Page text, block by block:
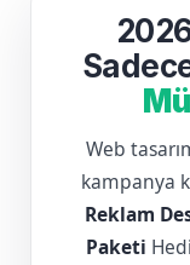
Web
kampanya
Reklam
Paketi